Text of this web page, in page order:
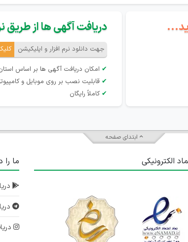
دریافت آگهی ها از طریق
جهت دانلود نرم افزار و اپلیکیشن
✔ امکان دریافت آگهی ها بر اساس
✔ قابلیت نصب بر روی موبایل و
✔ کاملاً رایگان
ابتدای صفحه
الکترونیکی ما را